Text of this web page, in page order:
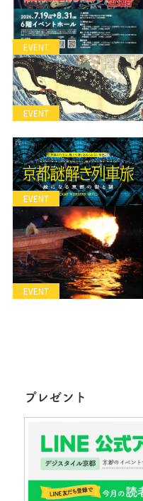
EVENT
EVENT
EVENT
EVENT
プレゼント